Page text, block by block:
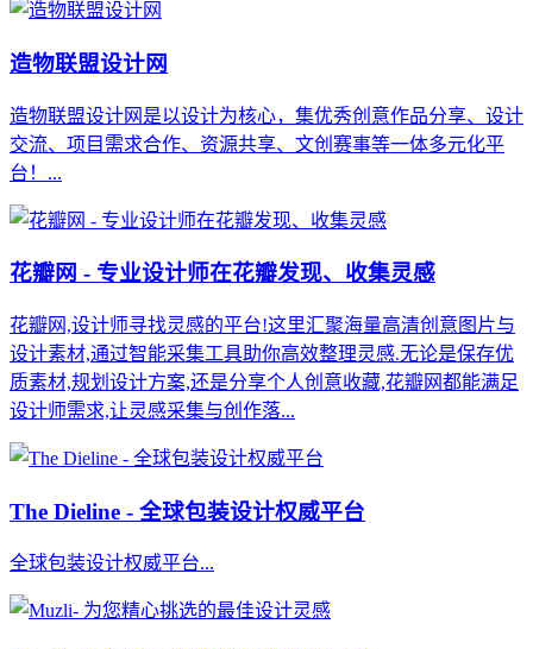
造物联盟设计网
造物联盟设计网是以设计为核心，集优秀创意作品分享、设计
交流、项目需求合作、资源共享、文创赛事等一体多元化平
台！...
花瓣网 - 专业设计师在花瓣发现、收集灵感
花瓣网,设计师寻找灵感的平台!这里汇聚海量高清创意图片与
设计素材,通过智能采集工具助你高效整理灵感.无论是保存优
质素材,规划设计方案,还是分享个人创意收藏,花瓣网都能满足
设计师需求,让灵感采集与创作落...
The Dieline - 全球包装设计权威平台
全球包装设计权威平台...